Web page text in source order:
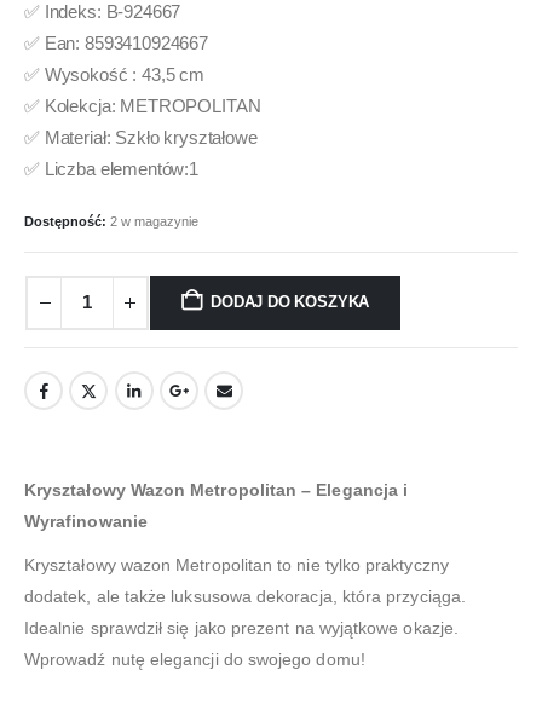
✅ Indeks: B-924667
✅ Ean: 8593410924667
✅ Wysokość : 43,5 cm
✅ Kolekcja: METROPOLITAN
✅ Materiał: Szkło kryształowe
✅ Liczba elementów:1
Dostępność: 2 w magazynie
DODAJ DO KOSZYKA
Kryształowy Wazon Metropolitan – Elegancja i
Wyrafinowanie
Kryształowy wazon Metropolitan to nie tylko praktyczny
dodatek, ale także luksusowa dekoracja, która przyciąga.
Idealnie sprawdził się jako prezent na wyjątkowe okazje.
Wprowadź nutę elegancji do swojego domu!